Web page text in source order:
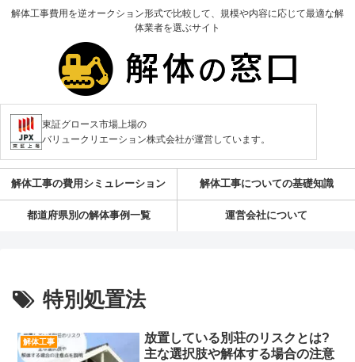
解体工事費用を逆オークション形式で比較して、規模や内容に応じて最適な解
体業者を選ぶサイト
東証グロース市場上場の
バリュークリエーション株式会社が運営しています。
解体工事の費用シミュレーション 解体工事についての基礎知識
都道府県別の解体事例一覧 運営会社について
特別処置法
解体工事
放置している別荘のリスクとは?
主な選択肢や解体する場合の注意